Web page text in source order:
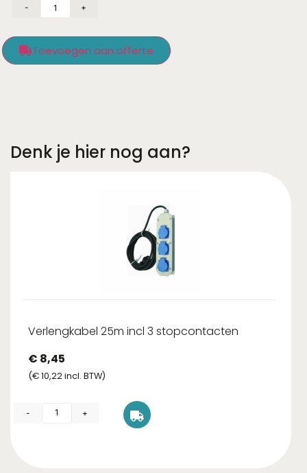
- +
Toevoegen aan offerte
Denk je hier nog aan?
Verlengkabel 25m incl 3 stopcontacten
€ 8,45
(€10,22incl. BTW)
- +